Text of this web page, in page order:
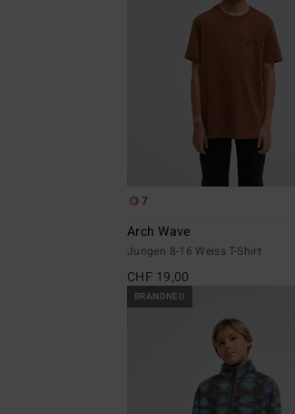
7
Arch Wave
Jungen 8-16 Weiss T-Shirt
CHF 19,00
BRANDNEU